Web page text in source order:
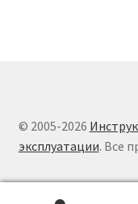
© 2005-2026
эксплуатации. Все